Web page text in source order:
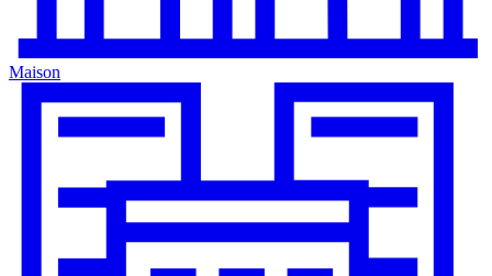
Maison